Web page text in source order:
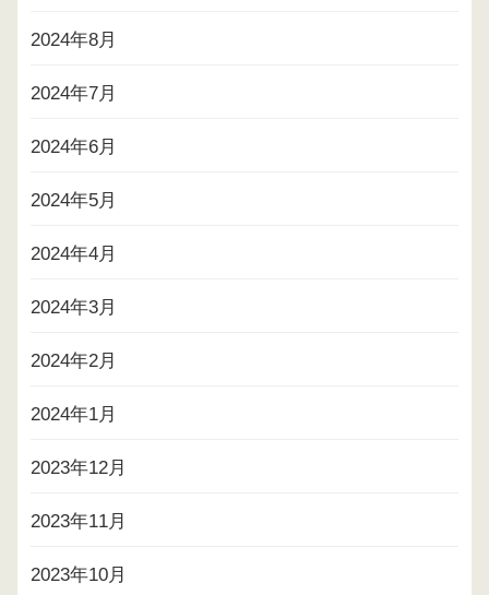
2024年8月
2024年7月
2024年6月
2024年5月
2024年4月
2024年3月
2024年2月
2024年1月
2023年12月
2023年11月
2023年10月